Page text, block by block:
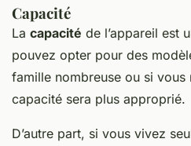
Capacité
La capacité de l’appareil est
pouvez opter pour des
famille nombreuse ou si
capacité sera plus approprié.
D’autre part, si vous vivez